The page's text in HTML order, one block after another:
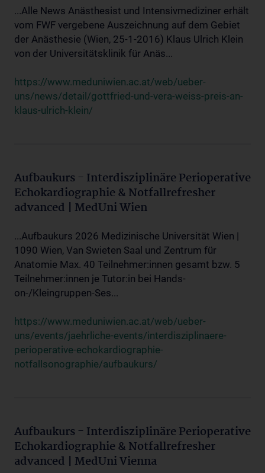
...Alle News Anästhesist und Intensivmediziner erhält
vom FWF vergebene Auszeichnung auf dem Gebiet
der Anästhesie (Wien, 25-1-2016) Klaus Ulrich Klein
von der Universitätsklinik für Anäs...
https://www.meduniwien.ac.at/web/ueber-
uns/news/detail/gottfried-und-vera-weiss-preis-an-
klaus-ulrich-klein/
Aufbaukurs - Interdisziplinäre Perioperative
Echokardiographie & Notfallrefresher
advanced | MedUni Wien
...Aufbaukurs 2026 Medizinische Universität Wien |
1090 Wien, Van Swieten Saal und Zentrum für
Anatomie Max. 40 Teilnehmer:innen gesamt bzw. 5
Teilnehmer:innen je Tutor:in bei Hands-
on-/Kleingruppen-Ses...
https://www.meduniwien.ac.at/web/ueber-
uns/events/jaehrliche-events/interdisziplinaere-
perioperative-echokardiographie-
notfallsonographie/aufbaukurs/
Aufbaukurs - Interdisziplinäre Perioperative
Echokardiographie & Notfallrefresher
advanced | MedUni Vienna